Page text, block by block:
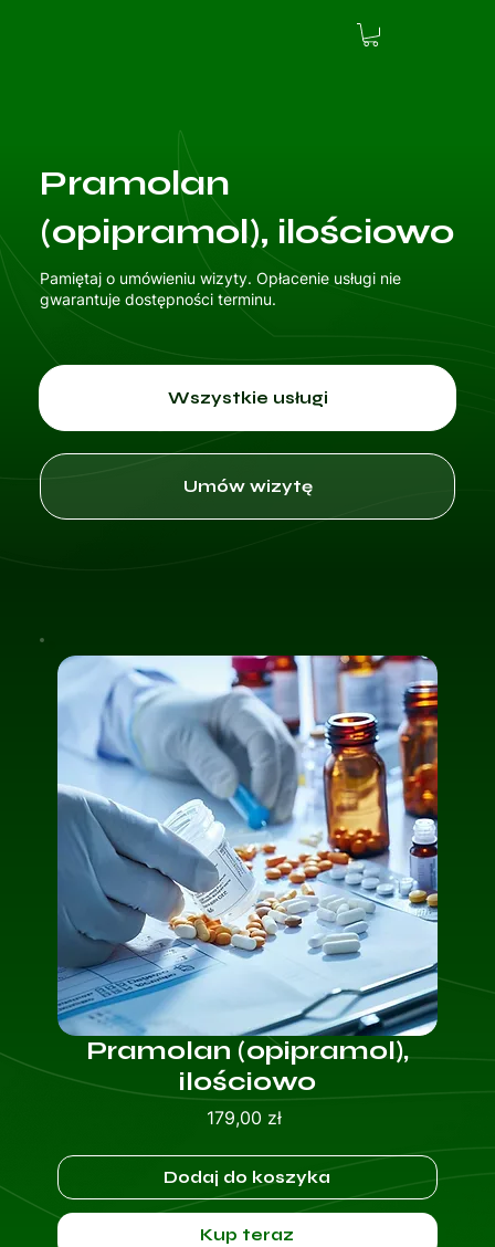
Pramolan
(opipramol), ilościowo
Pamiętaj o umówieniu wizyty. Opłacenie usługi nie
gwarantuje dostępności terminu.
Wszystkie usługi
Umów wizytę
Pramolan (opipramol),
ilościowo
179,00 złCena
Dodaj do koszyka
Kup teraz